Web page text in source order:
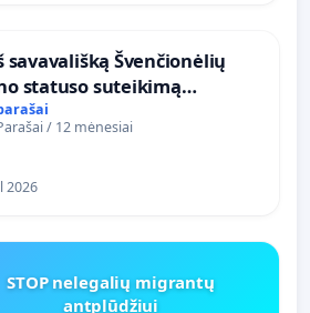
savavališką Švenčionėlių
statuso suteikimą
Živilės dainai
/ 12 mėnesiai
2026
STOP nelegalių migrantų
antplūdžiui